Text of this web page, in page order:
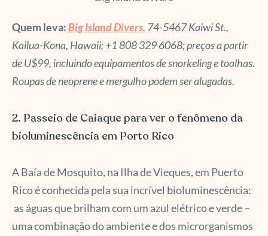
Quem leva:Big Island Divers, 74-5467 Kaiwi St.,
Kailua-Kona, Hawaii; +1 808 329 6068; preços a partir
de U$99, incluindo equipamentos de snorkeling e toalhas.
Roupas de neoprene e mergulho podem ser alugadas.
2. Passeio de Caiaque para ver o fenômeno da
bioluminescência em Porto Rico
A Baía de Mosquito, na Ilha de Vieques, em Puerto
Rico é conhecida pela sua incrível bioluminescência:
as águas que brilham com um azul elétrico e verde –
uma combinação do ambiente e dos microrganismos